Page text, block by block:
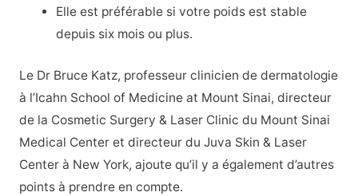
Elle est préférable si votre poids est stable
depuis six mois ou plus.
Le Dr Bruce Katz, professeur clinicien de dermatologie
à l’Icahn School of Medicine at Mount Sinai, directeur
de la Cosmetic Surgery & Laser Clinic du Mount Sinai
Medical Center et directeur du Juva Skin & Laser
Center à New York, ajoute qu’il y a également d’autres
points à prendre en compte.